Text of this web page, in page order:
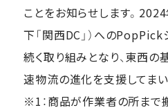
ことをお知らせします。
下「関西DC」）への
続く取り組みとなり、東西
速物流の進化を支援してまい
※1：商品が作業者の所まで